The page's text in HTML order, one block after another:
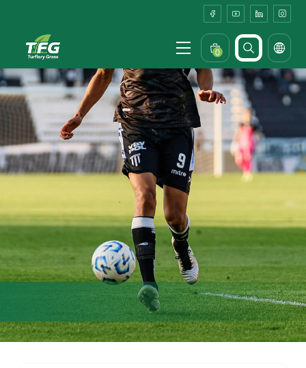
Courtyard
Pet
Parent-
Child
Dual-
Use
Turf
0